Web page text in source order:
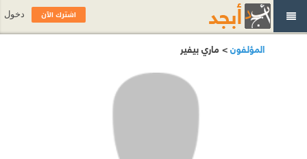
المؤلفون> ماري بيفير
اشترك الآن دخول